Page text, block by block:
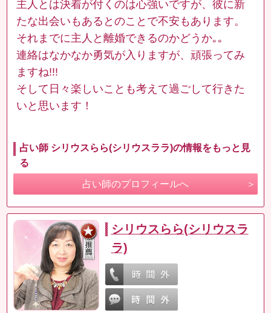
主人とは決着が付くのは心強いですが、彼に新
たな出会いもあるとのことで不安もあります。
それまでに主人と離婚できるのかどうか｡｡
連絡はなかなか勇気が入りますが、頑張ってみ
ますね!!!
そして日々楽しいことも考えて過ごして行きた
いと思います！
占い師 シリウスらら(シリウスララ)の情報をもっと見
る
占い師のプロフィールへ
シリウスらら(シリウスラ
ラ)